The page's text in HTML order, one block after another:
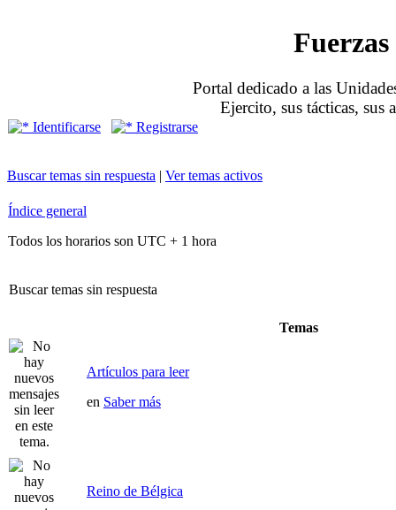
Portal dedicado a las
Ejercito, sus tácticas, sus
Identificarse Registrarse
Buscar temas sin respuesta | Ver temas activos
Índice general
Todos los horarios son UTC + 1 hora
Buscar temas sin respuesta
Temas
Artículos para leer
en Saber más
Reino de Bélgica